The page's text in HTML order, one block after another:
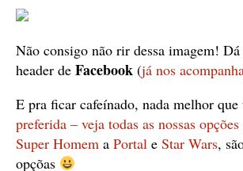
Não consigo não rir dessa imagem!
header de Facebook (já nos
E pra ficar cafeínado, nada melhor que
preferida – veja todas as nossas
Super Homem a Portal e Star Wars,
opçõas